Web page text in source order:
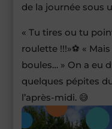
de la journée sous
« Tu tires ou tu
roulette !!!»⚽️ «
boules… » On a eu
quelques pépites
l’après-midi. 😅